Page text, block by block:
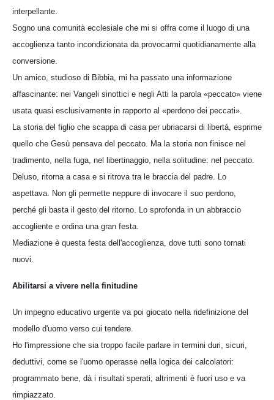
interpellante.
Sogno una comunità ecclesiale che mi si offra come il luogo di una
accoglienza tanto incondizionata da provocarmi quotidianamente alla
conversione.
Un amico, studioso di Bibbia, mi ha passato una informazione
affascinante: nei Vangeli sinottici e negli Atti la parola «peccato» viene
usata quasi esclusivamente in rapporto al «perdono dei peccati».
La storia del figlio che scappa di casa per ubriacarsi di libertà, esprime
quello che Gesù pensava del peccato. Ma la storia non finisce nel
tradimento, nella fuga, nel libertinaggio, nella solitudine: nel peccato.
Deluso, ritorna a casa e si ritrova tra le braccia del padre. Lo
aspettava. Non gli permette neppure di invocare il suo perdono,
perché gli basta il gesto del ritorno. Lo sprofonda in un abbraccio
accogliente e ordina una gran festa.
Mediazione è questa festa dell'accoglienza, dove tutti sono tornati
nuovi.
Abilitarsi a vivere nella finitudine
Un impegno educativo urgente va poi giocato nella ridefinizione del
modello d'uomo verso cui tendere.
Ho l'impressione che sia troppo facile parlare in termini duri, sicuri,
deduttivi, come se l'uomo operasse nella logica dei calcolatori:
programmato bene, dà i risultati sperati; altrimenti è fuori uso e va
rimpiazzato.